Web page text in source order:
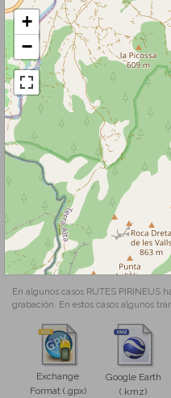
+
−
En algunos casos RUTES PIRINEUS
grabación. En estos casos algunos
Exchange
Format (.gpx)
Google Earth
(.kmz)